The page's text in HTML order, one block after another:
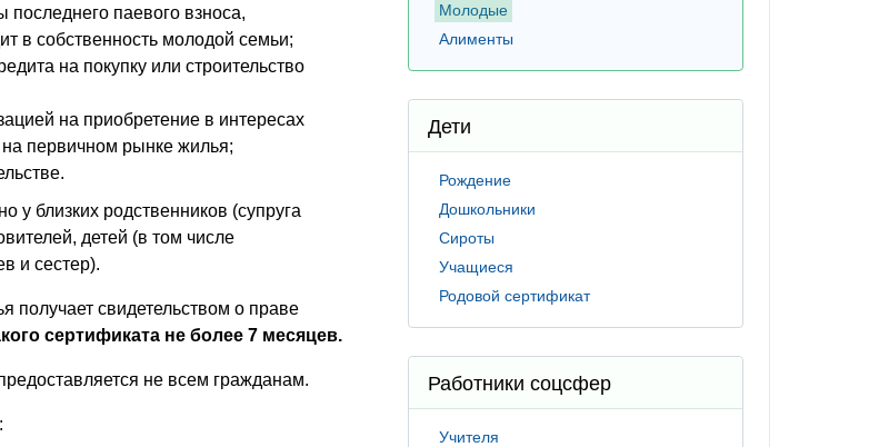
последнего паевого взноса,
в собственность молодой семьи;
на покупку или строительство
на приобретение в интересах
первичном рынке жилья;
близких родственников (супруга
детей (в том числе
и сестер).
получает свидетельством о праве
сертификата не более 7 месяцев.
не всем гражданам.
Молодые
Алименты
Дети
Рождение
Дошкольники
Сироты
Учащиеся
Родовой сертификат
Работники соцсфер
Учителя